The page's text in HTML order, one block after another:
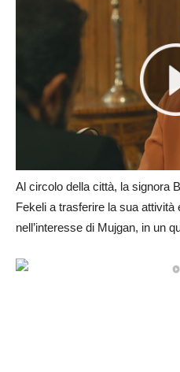
Al circolo della città, la signora
Fekeli a trasferire la sua attività
nell’interesse di Mujgan, in un